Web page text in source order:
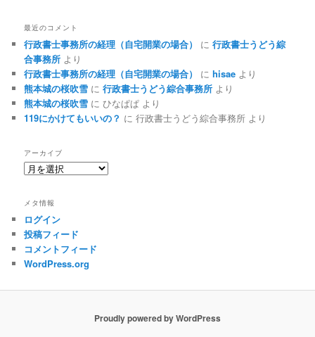
最近のコメント
行政書士事務所の経理（自宅開業の場合） に行政書士うどう綜
合事務所 より
行政書士事務所の経理（自宅開業の場合）
にhisae より
熊本城の桜吹雪 に行政書士うどう綜合事務所 より
熊本城の桜吹雪 にひなぱぱ より
119にかけてもいいの？ に行政書士うどう綜合事務所 より
アーカイブ
ア
イ
ブ
メタ情報
ログイン
投稿フィード
コメントフィード
WordPress.org
Proudly powered by WordPress